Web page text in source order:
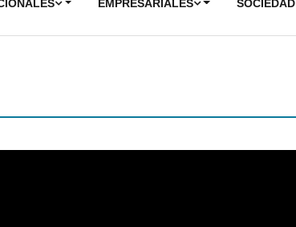
EMPRESARIALES SOCIEDAD